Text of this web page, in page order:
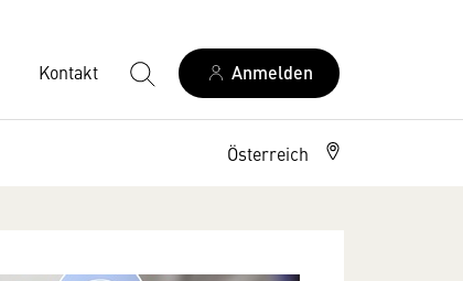
Kontakt Anmelden
Österreich